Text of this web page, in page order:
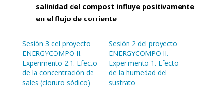
salinidad del compost influye positivamente
en el flujo de corriente
Sesión 3 del proyecto
ENERGYCOMPO II.
Experimento 2.1. Efecto
de la concentración de
sales (cloruro sódico)
Sesión 2 del proyecto
ENERGYCOMPO II.
Experimento 1. Efecto
de la humedad del
sustrato